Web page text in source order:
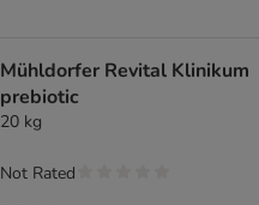
Mühldorfer Revital Klinikum
prebiotic
20 kg
Not Rated